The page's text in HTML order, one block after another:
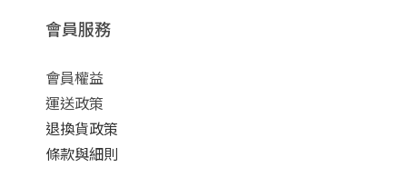
會員服務
會員權益
運送政策
退換貨政策
條款與細則